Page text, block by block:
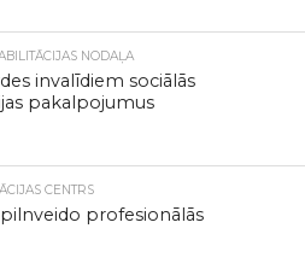
NODAĻA
invalīdiem sociālās
pakalpojumus
CENTRS
profesionālās